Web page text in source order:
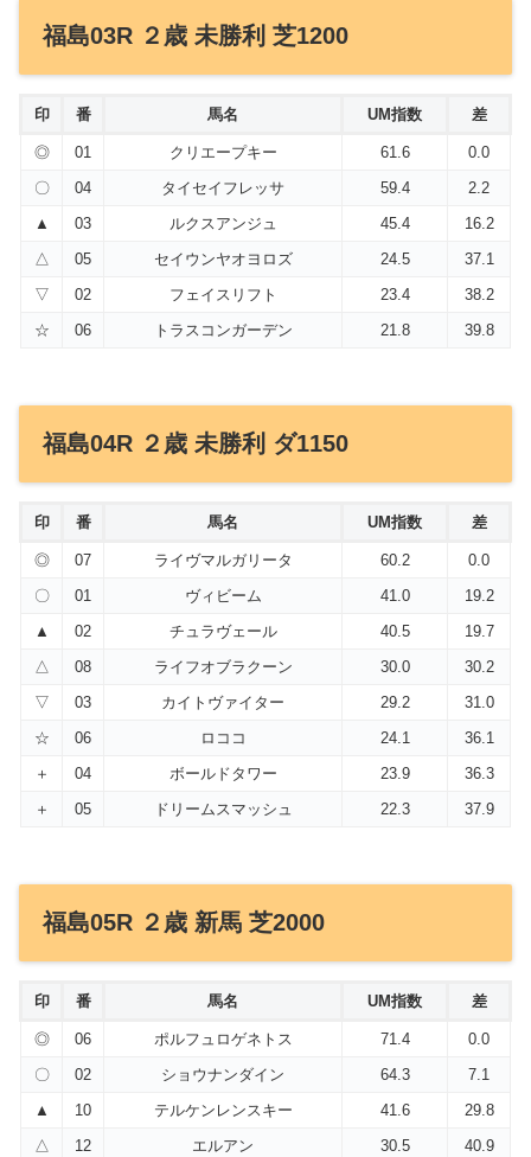
福島03R ２歳 未勝利 芝1200
印 番 馬名 UM指数 差
◎ 01 クリエープキー 61.6
0.0
〇
04 タイセイフレッサ 59.4
2.2
▲
03 ルクスアンジュ 45.4
16.2
△
05 セイウンヤオヨロズ 24.5
37.1
▽
02 フェイスリフト 23.4
38.2
☆
06 トラスコンガーデン 21.8 39.8
福島04R ２歳 未勝利 ダ1150
印 番 馬名 UM指数 差
◎ 07 ライヴマルガリータ 60.2
0.0
〇
01 ヴィビーム 41.0
19.2
▲
02 チュラヴェール 40.5
19.7
△
08 ライフオブラクーン 30.0
30.2
▽
03 カイトヴァイター 29.2
31.0
☆
06 ロココ 24.1
36.1
＋
04 ボールドタワー 23.9
36.3
＋
05 ドリームスマッシュ 22.3 37.9
福島05R ２歳 新馬 芝2000
印 番 馬名 UM指数 差
◎ 06 ポルフュロゲネトス 71.4
0.0
〇
02 ショウナンダイン 64.3
7.1
▲
10 テルケンレンスキー 41.6
29.8
△
12 エルアン 30.5
40.9